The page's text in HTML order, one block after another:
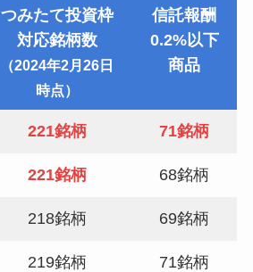
つみたて投資枠
対応銘柄数
（2024年2月26日
時点）
信託報酬
0.2%以下
商品
221銘柄 71銘柄
221銘柄 68銘柄
218銘柄 69銘柄
219銘柄 71銘柄